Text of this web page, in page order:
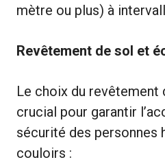
mètre ou plus) à
Revêtement de sol et
Le choix du revêtement
crucial pour garantir
sécurité des personnes
couloirs :